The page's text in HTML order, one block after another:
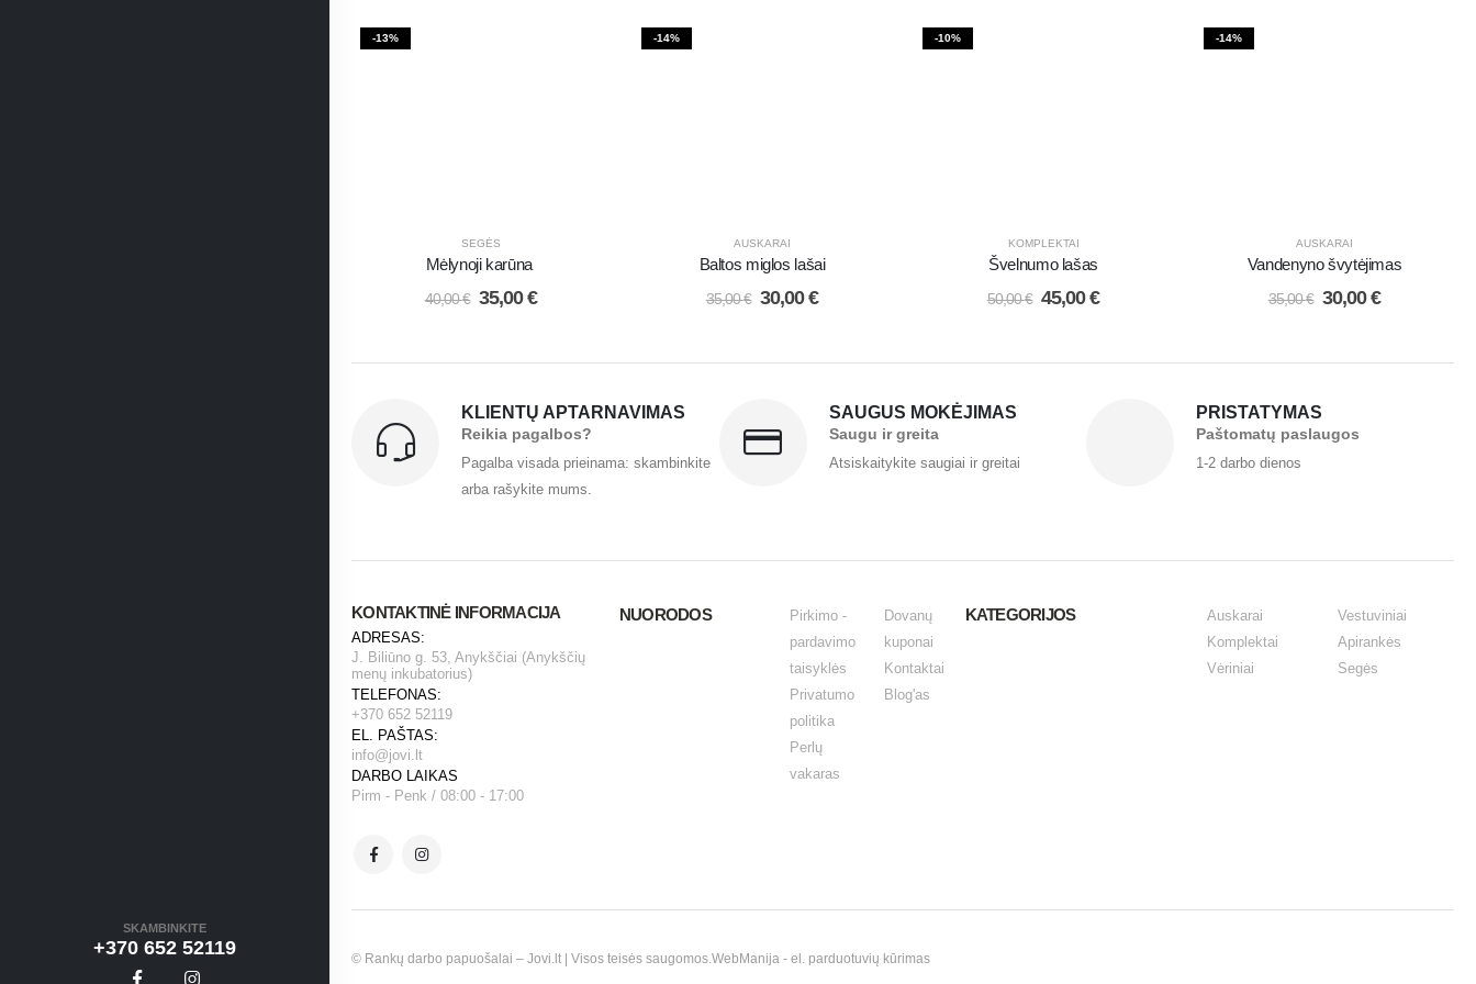
SKAMBINKITE
+370 652 52119
-13%
SEGĖS
Mėlynoji karūna
40,00€ 35,00€
-14%
AUSKARAI
Baltos miglos lašai
35,00€ 30,00€
-10%
KOMPLEKTAI
Švelnumo lašas
50,00€ 45,00€
-14%
AUSKARAI
Vandenyno švytėjimas
35,00€ 30,00€
KLIENTŲ APTARNAVIMAS
Reikia pagalbos?
Pagalba visada prieinama: skambinkite
arba rašykite mums.
SAUGUS MOKĖJIMAS
Saugu ir greita
Atsiskaitykite saugiai ir greitai
PRISTATYMAS
Paštomatų paslaugos
1-2 darbo dienos
KONTAKTINĖ INFORMACIJA
ADRESAS:
J. Biliūno g. 53, Anykščiai (Anykščių
menų inkubatorius)
TELEFONAS:
+370 652 52119
EL. PAŠTAS:
info@jovi.lt
DARBO LAIKAS
Pirm - Penk / 08:00 - 17:00
NUORODOS
Pirkimo -
pardavimo
taisyklės
Privatumo
politika
Perlų
vakaras
Dovanų
kuponai
Kontaktai
Blog'as
KATEGORIJOS
Auskarai
Komplektai
Vėriniai
Vestuviniai
Apirankės
Segės
© Rankų darbo papuošalai – Jovi.lt | Visos teisės saugomos. WebManija - el. parduotuvių kūrimas